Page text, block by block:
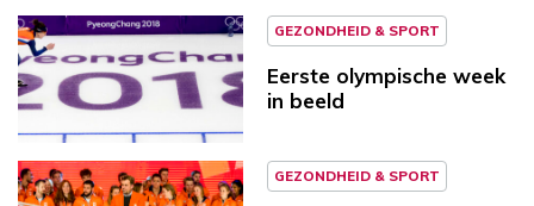
GEZONDHEID & SPORT
Eerste olympische week
in beeld
GEZONDHEID & SPORT